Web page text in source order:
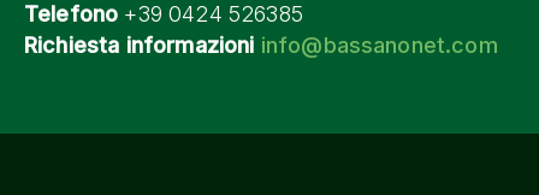
Telefono +39 0424 526385
Richiesta informazioni info@bassanonet.com